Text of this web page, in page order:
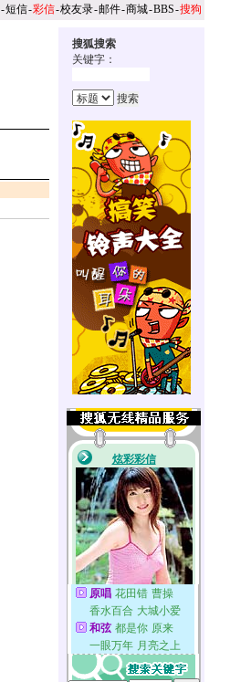
-短信-彩信-校友录-邮件-商城-BBS-搜狗
搜狐搜索
关键字：